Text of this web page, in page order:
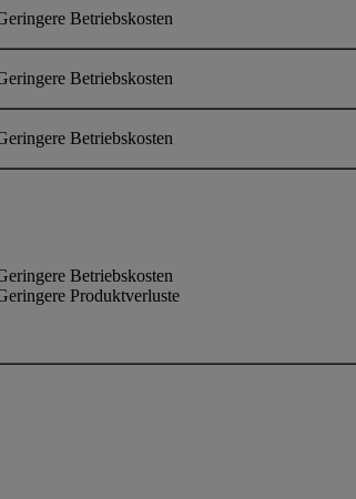
Betriebskosten
Betriebskosten
Betriebskosten
Betriebskosten
Produktverluste